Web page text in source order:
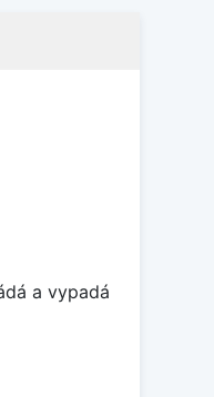
a vypadá